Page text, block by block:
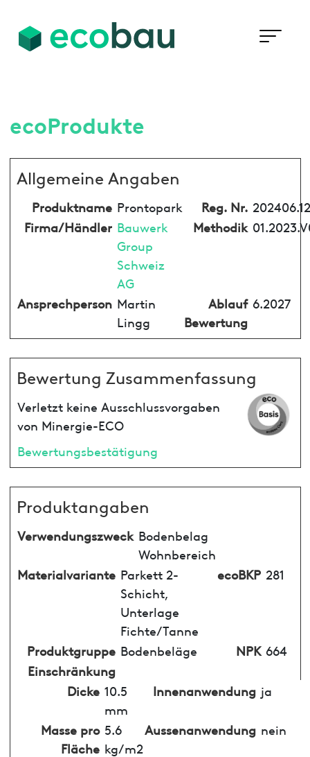
ecoProdukte
Allgemeine Angaben
Produktname Prontopark Reg. Nr.
Firma/Händler Bauwerk
Group
Schweiz
AG
Methodik
Ansprechperson Martin
Lingg
Ablauf
Bewertung
6.2027
Bewertung Zusammenfassung
Verletzt keine Ausschlussvorgaben
von Minergie-ECO
Bewertungsbestätigung
Produktangaben
Verwendungszweck Bodenbelag
Wohnbereich
Materialvariante Parkett 2-
Schicht,
Unterlage
Fichte/Tanne
ecoBKP 281
Produktgruppe Bodenbeläge NPK 664
Einschränkung
Dicke 10.5
mm
Innenanwendung ja
Masse pro
Fläche
5.6
kg/m2
Aussenanwendung nein